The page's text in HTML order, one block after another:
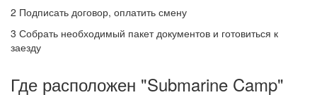
2 Подписать договор, оплатить смену
3 Собрать необходимый пакет документов и готовиться к
заезду
Где расположен "Submarine Camp"